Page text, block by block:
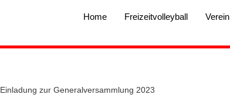
Home Freizeitvolleyball Verein
Einladung zur Generalversammlung 2023